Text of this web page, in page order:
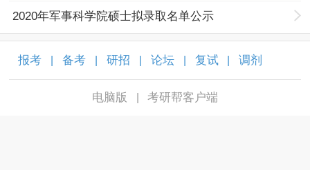
2020年军事科学院硕士拟录取名单公示
报考 备考 研招 论坛 复试 调剂
电脑版 考研帮客户端